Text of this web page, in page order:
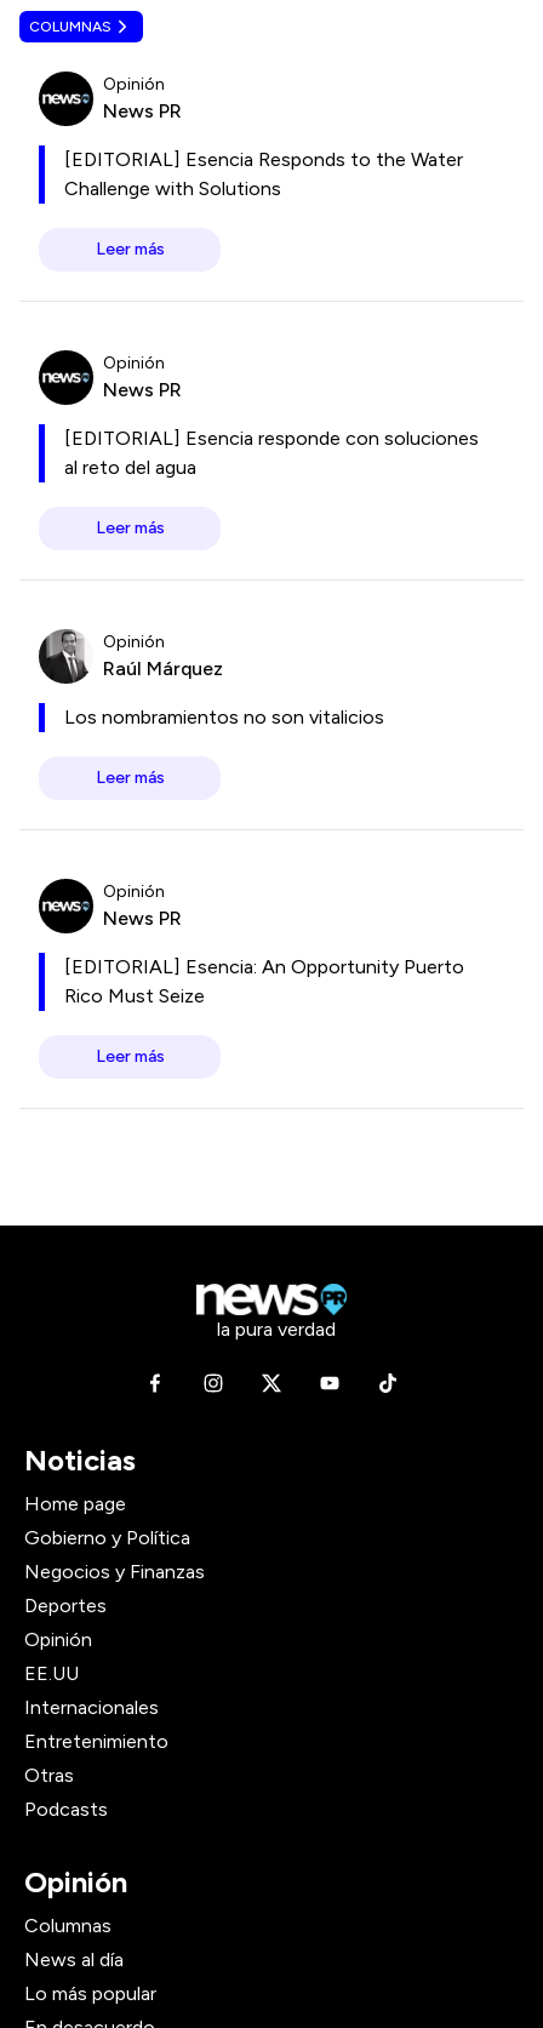
COLUMNAS
Opinión
News PR
[EDITORIAL] Esencia Responds to the Water
Challenge with Solutions
Leer más
Opinión
News PR
[EDITORIAL] Esencia responde con soluciones
al reto del agua
Leer más
Opinión
Raúl Márquez
Los nombramientos no son vitalicios
Leer más
Opinión
News PR
[EDITORIAL] Esencia: An Opportunity Puerto
Rico Must Seize
Leer más
la pura verdad
Noticias
Home page
Gobierno y Política
Negocios y Finanzas
Deportes
Opinión
EE.UU
Internacionales
Entretenimiento
Otras
Podcasts
Opinión
Columnas
News al día
Lo más popular